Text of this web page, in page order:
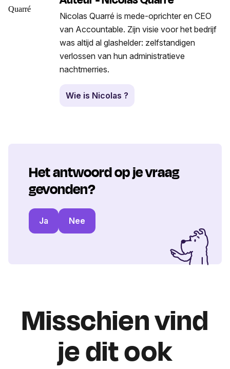
Nicolas Quarré is mede-oprichter en CEO
van Accountable. Zijn visie voor het bedrijf
was altijd al glashelder: zelfstandigen
verlossen van hun administratieve
nachtmerries.
Wie is Nicolas ?
Het antwoord op je vraag
gevonden?
Ja Nee
Misschien vind
je dit ook